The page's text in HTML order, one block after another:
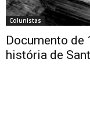
Colunistas
Documento de
história de